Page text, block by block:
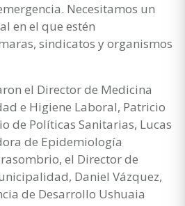
Necesitamos un
en el que estén
sindicatos y organismos
el Director de Medicina
e Higiene Laboral, Patricio
de Políticas Sanitarias, Lucas
de Epidemiología
el Director de
Daniel Vázquez,
de Desarrollo Ushuaia